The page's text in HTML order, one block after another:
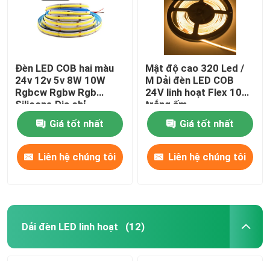
Đèn LED COB hai màu
24v 12v 5v 8W 10W
Rgbcw Rgbw Rgb
Silicone Địa chỉ
Giá tốt nhất
Liên hệ chúng tôi
Mật độ cao 320 Led /
M Dải đèn LED COB
24V linh hoạt Flex 10W
trắng ấm
Giá tốt nhất
Liên hệ chúng tôi
Dải đèn LED linh hoạt (12)